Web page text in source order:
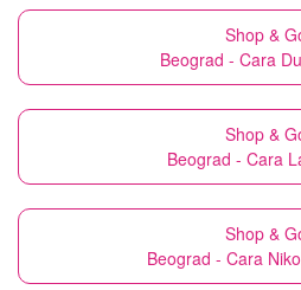
Shop &
Beograd - Cara
Shop &
Beograd - Cara
Shop &
Beograd - Cara